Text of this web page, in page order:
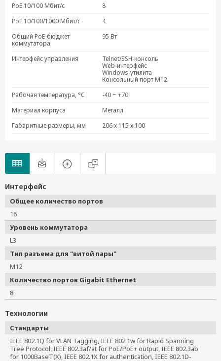
PoE 10/100 Мбит/с
8
PoE 10/100/1000 Мбит/с
4
Общий PoE-бюджет
коммутатора
95 Вт
Интерфейс управления
Telnet/SSH-консоль
Web-интерфейс
Windows-утилита
Консольный порт M12
Рабочая температура, °C
-40 ~ +70
Материал корпуса
Металл
Габаритные размеры, мм
206 x 115 x 100
Интерфейс
Общее количество портов
16
Уровень коммутатора
L3
Тип разъема для "витой пары"
M12
Количество портов Gigabit Ethernet
8
Технологии
Стандарты
IEEE 802.1Q for VLAN Tagging, IEEE 802.1w for Rapid Spanning
Tree Protocol, IEEE 802.3af/at for PoE/PoE+ output, IEEE 802.3ab
for 1000BaseT(X), IEEE 802.1X for authentication, IEEE 802.1D-